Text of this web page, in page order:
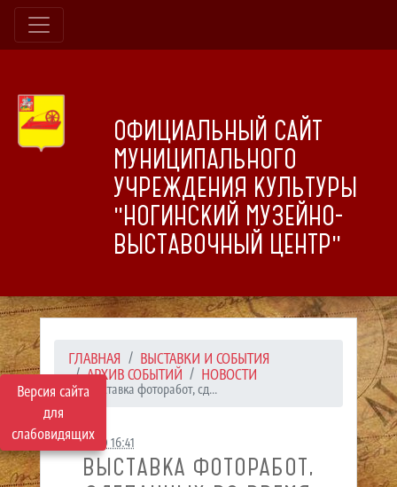
Версия сайта
для
слабовидящих
ОФИЦИАЛЬНЫЙ САЙТ
МУНИЦИПАЛЬНОГО
УЧРЕЖДЕНИЯ КУЛЬТУРЫ
"НОГИНСКИЙ МУЗЕЙНО-
ВЫСТАВОЧНЫЙ ЦЕНТР"
ГЛАВНАЯ
ВЫСТАВКИ И СОБЫТИЯ
АРХИВ СОБЫТИЙ
НОВОСТИ
Выставка фоторабот, сд...
20.10.2020 16:41
ВЫСТАВКА ФОТОРАБОТ,